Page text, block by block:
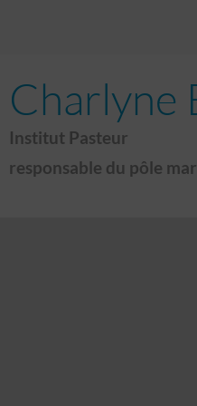
Charlyne
Institut Pasteur
responsable du pôle